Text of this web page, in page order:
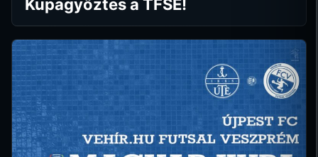
Kupagyőztes a TFSE!